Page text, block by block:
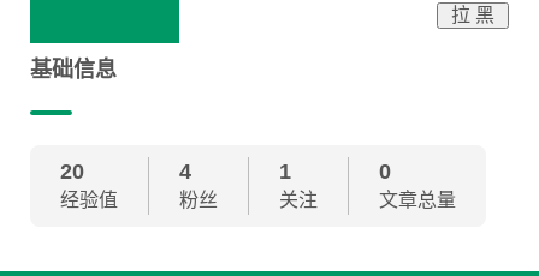
拉 黑
基础信息
20
经验值
4
粉丝
1
关注
0
文章总量